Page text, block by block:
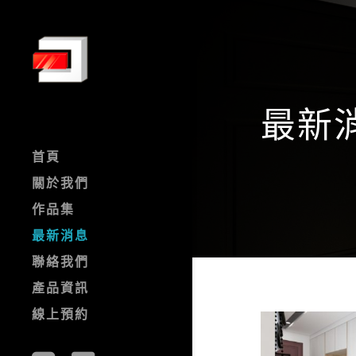
首頁
關於我們
作品集
最新消息
聯絡我們
產品資訊
線上預約
最新